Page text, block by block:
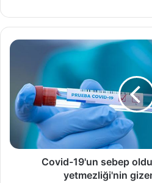
C
'
Covid-19'un sebep
yetmezliği'nin